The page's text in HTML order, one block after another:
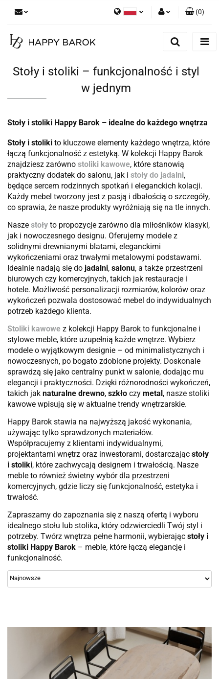
GermanDodaj zgłoszenie
(0)
Stoły i stoliki – funkcjonalność i styl
w jednym
Stoły i stoliki Happy Barok – idealne do każdego wnętrza
Stoły i stoliki to kluczowe elementy każdego wnętrza, które
łączą funkcjonalność z estetyką. W kolekcji Happy Barok
znajdziesz zarówno stoliki kawowe, które stanowią
praktyczny dodatek do salonu, jak i stoły do jadalni,
będące sercem rodzinnych spotkań i eleganckich kolacji.
Każdy mebel tworzony jest z pasją i dbałością o szczegóły,
co sprawia, że nasze produkty wyróżniają się na tle innych.
Nasze stoły to propozycje zarówno dla miłośników klasyki,
jak i nowoczesnego designu. Oferujemy modele z
solidnymi drewnianymi blatami, eleganckimi
wykończeniami oraz trwałymi metalowymi podstawami.
Idealnie nadają się do jadalni, salonu, a także przestrzeni
biurowych czy komercyjnych, takich jak restauracje i
hotele. Możliwość personalizacji rozmiarów, kolorów oraz
wykończeń pozwala dostosować mebel do indywidualnych
potrzeb każdego klienta.
Stoliki kawowe z kolekcji Happy Barok to funkcjonalne i
stylowe meble, które uzupełnią każde wnętrze. Wybierz
modele o wyjątkowym designie – od minimalistycznych i
nowoczesnych, po bogato zdobione projekty. Doskonale
sprawdzą się jako centralny punkt w salonie, dodając mu
elegancji i praktyczności. Dzięki różnorodności wykończeń,
takich jak naturalne drewno, szkło czy metal , nasze stoliki
kawowe wpisują się w aktualne trendy wnętrzarskie.
Happy Barok stawia na najwyższą jakość wykonania,
używając tylko sprawdzonych materiałów.
Współpracujemy z klientami indywidualnymi,
projektantami wnętrz oraz inwestorami, dostarczając stoły
i stoliki, które zachwycają designem i trwałością. Nasze
meble to również świetny wybór dla przestrzeni
komercyjnych, gdzie liczy się funkcjonalność, estetyka i
trwałość.
Zapraszamy do zapoznania się z naszą ofertą i wyboru
idealnego stołu lub stolika, który odzwierciedli Twój styl i
potrzeby. Twórz wnętrza pełne harmonii, wybierając stoły i
stoliki Happy Barok – meble, które łączą elegancję i
funkcjonalność.